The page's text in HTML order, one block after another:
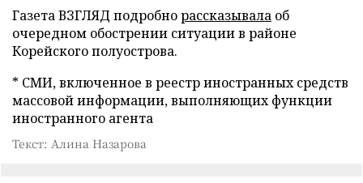
Газета ВЗГЛЯД подробнорассказывала об
очередном обострении ситуации в районе
Корейского полуострова.
* СМИ, включенное в реестр иностранных средств
массовой информации, выполняющих функции
иностранного агента
Текст: Алина Назарова